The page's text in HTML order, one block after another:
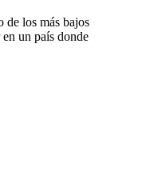
de los más bajos
un país donde